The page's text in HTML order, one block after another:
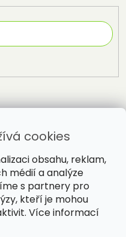
cookies
obsahu, reklam,
médií a analýze
s partnery pro
kteří je mohou
Více informací
Shoptet